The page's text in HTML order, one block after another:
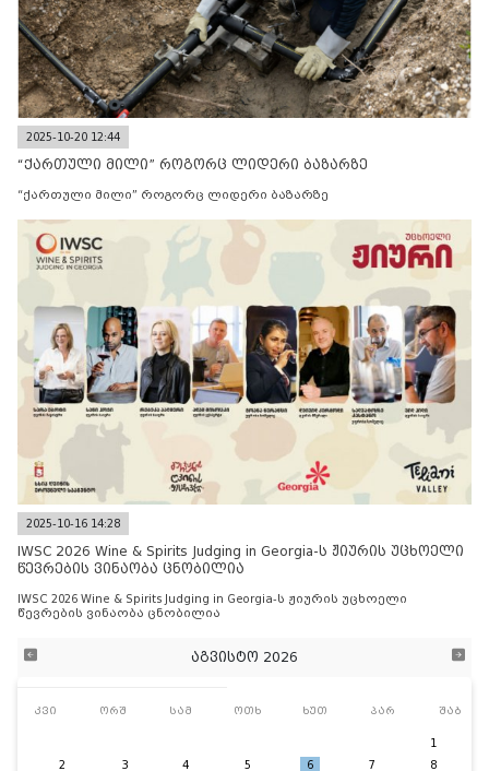
2025-10-20 12:44
“ქართული მილი” როგორც ლიდერი ბაზარზე
“ქართული მილი” როგორც ლიდერი ბაზარზე
2025-10-16 14:28
IWSC 2026 Wine & Spirits Judging in Georgia-ს ჟიურის უცხოელი
წევრების ვინაობა ცნობილია
IWSC 2026 Wine & Spirits Judging in Georgia-ს ჟიურის უცხოელი
წევრების ვინაობა ცნობილია
აგვისტო 2026
კვი ორშ სამ ოთხ ხუთ პარ შაბ
1
2
3 4 5 6 7
8